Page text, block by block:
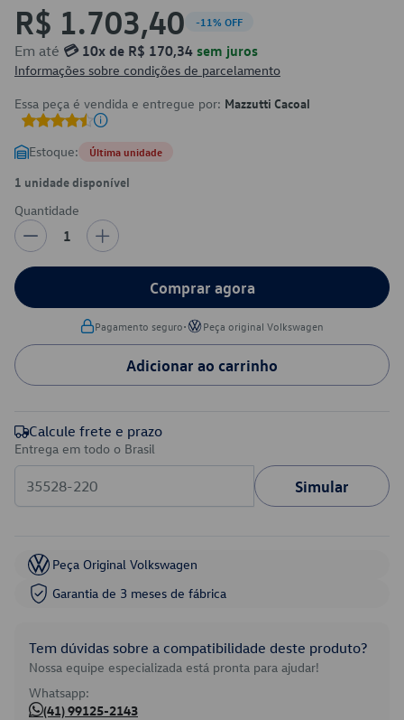
R$ 1.703,40 -11% OFF
Em até 💳 10x de R$ 170,34 sem juros
Informações sobre condições de parcelamento
Essa peça é vendida e entregue por: Mazzutti Cacoal
Estoque: Última unidade
1 unidade disponível
Quantidade
1
Comprar agora
Pagamento seguro• Peça original Volkswagen
Adicionar ao carrinho
Calcule frete e prazo
Entrega em todo o Brasil
Simular
Peça Original Volkswagen
Garantia de 3 meses de fábrica
Tem dúvidas sobre a compatibilidade deste produto?
Nossa equipe especializada está pronta para ajudar!
Whatsapp:
(41) 99125-2143